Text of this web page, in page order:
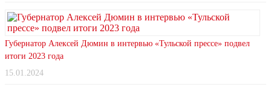
Губернатор Алексей Дюмин в интервью «Тульской прессе» подвел
итоги 2023 года
15.01.2024